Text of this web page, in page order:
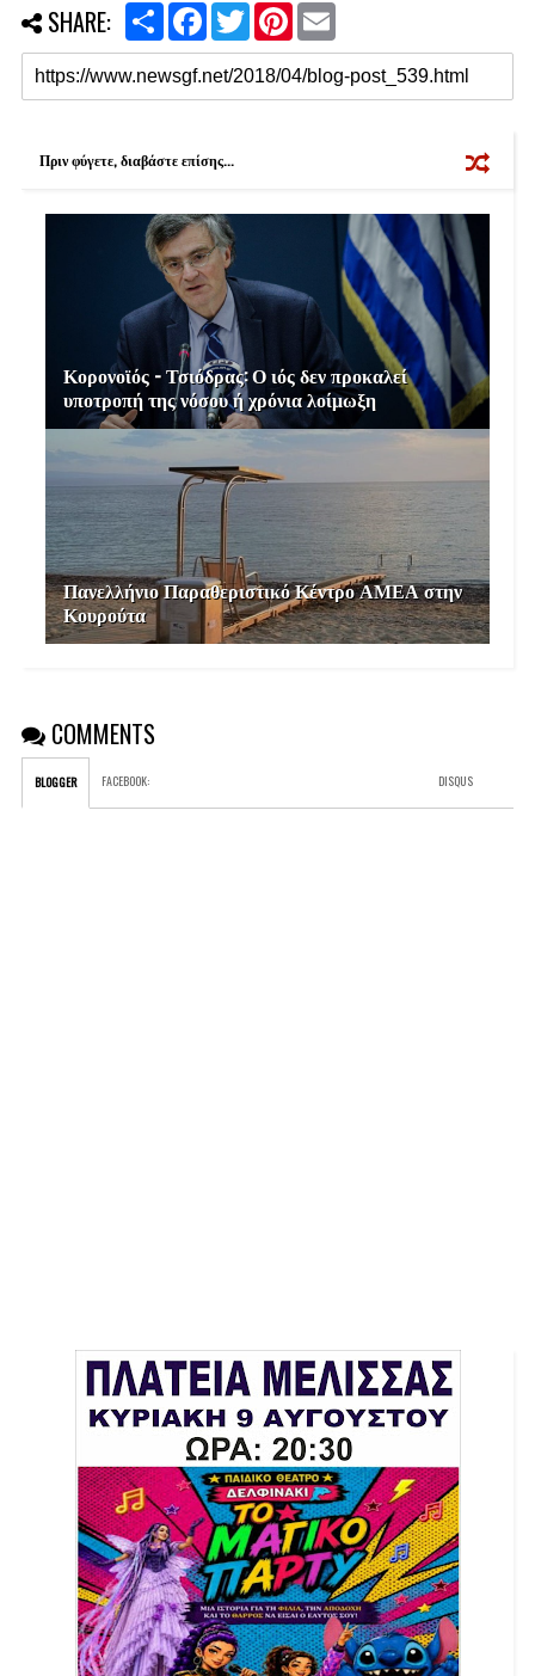
SHARE:
S
a
r
e
F
c
e
b
o
T
i
t
t
e
P
n
t
e
r
E
a
i
l
Πριν φύγετε, διαβάστε επίσης...
Κορονοϊός - Τσιόδρας: Ο ιός δεν προκαλεί
υποτροπή της νόσου ή χρόνια λοίμωξη
Πανελλήνιο Παραθεριστικό Κέντρο ΑΜΕΑ στην
Κουρούτα
COMMENTS
BLOGGER FACEBOOK: DISQUS